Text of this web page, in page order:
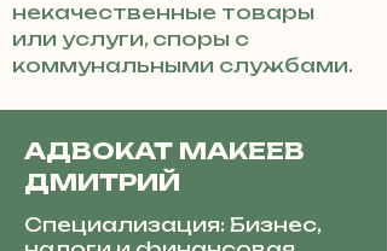
некачественные товары
или услуги, споры с
коммунальными службами.
АДВОКАТ МАКЕЕВ
ДМИТРИЙ
Специализация: Бизнес,